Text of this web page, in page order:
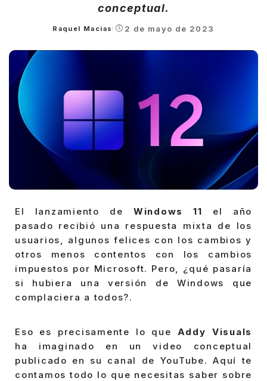
conceptual.
Posted
Raquel Macias 2 de mayo de 2023
El lanzamiento de Windows 11 el año
pasado recibió una respuesta mixta de los
usuarios, algunos felices con los cambios y
otros menos contentos con los cambios
impuestos por Microsoft. Pero, ¿qué pasaría
si hubiera una versión de Windows que
complaciera a todos?.
Eso es precisamente lo que Addy Visuals
ha imaginado en un video conceptual
publicado en su canal de YouTube. Aquí te
contamos todo lo que necesitas saber sobre